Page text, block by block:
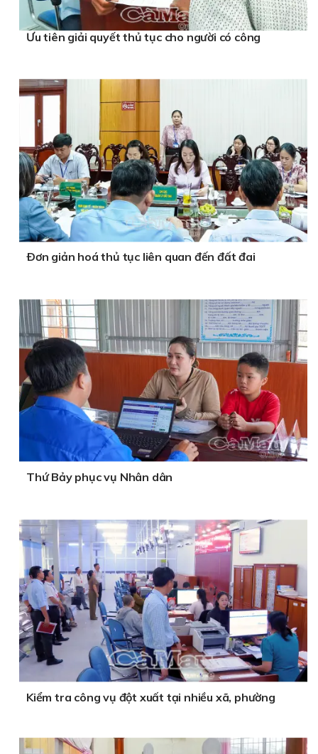
Ưu tiên giải quyết thủ tục cho người có công
Ðơn giản hoá thủ tục liên quan đến đất đai
Thứ Bảy phục vụ Nhân dân
Kiểm tra công vụ đột xuất tại nhiều xã, phường